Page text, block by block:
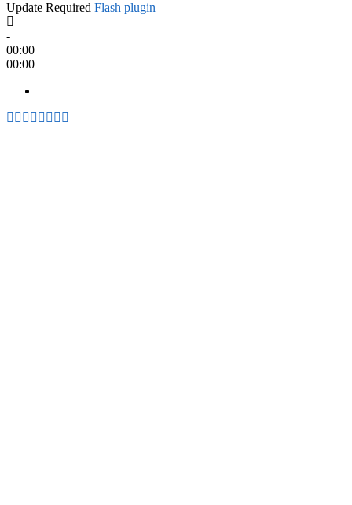
Update Required Flash plugin
-
00:00
00:00